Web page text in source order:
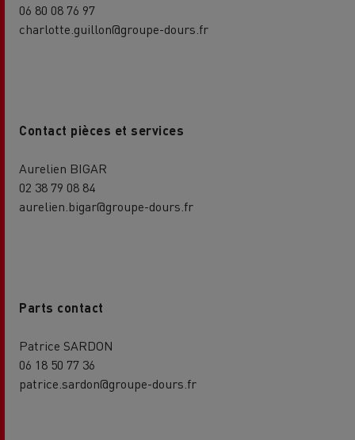
06 80 08 76 97
charlotte.guillon@groupe-dours.fr
Contact pièces et services
Aurelien BIGAR
02 38 79 08 84
aurelien.bigar@groupe-dours.fr
Parts contact
Patrice SARDON
06 18 50 77 36
patrice.sardon@groupe-dours.fr